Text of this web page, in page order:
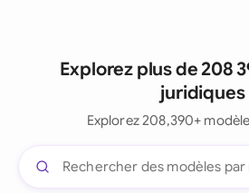
Explorez plus de 208
juridiques
Explorez 208,390+